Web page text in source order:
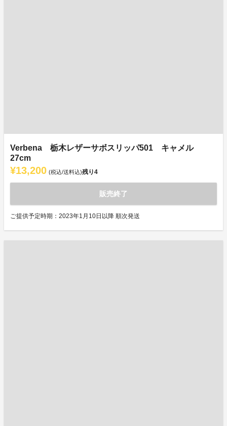
Verbena 栃木レザーサボスリッパ501 キャメル
27cm
¥13,200 (税込/送料込)残り4
販売終了
ご提供予定時期：2023年1月10日以降 順次発送